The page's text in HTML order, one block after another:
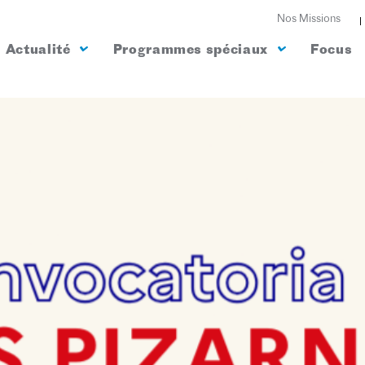
Nos Missions
Actualité Programmes spéciaux Focus